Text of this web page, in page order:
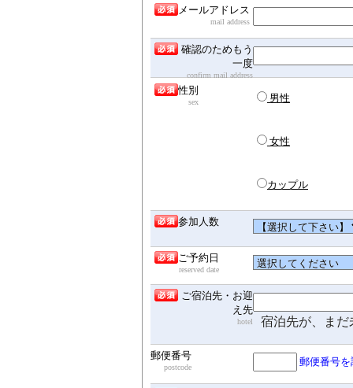
メールアドレス
mail address
確認のためもう
一度
confirm mail address
性別
sex 男性
女性
カップル
参加人数
ご予約日
reserved date
ご宿泊先・お迎
え先
hotel 宿泊先が、ま
郵便番号
postcode 郵便番号を